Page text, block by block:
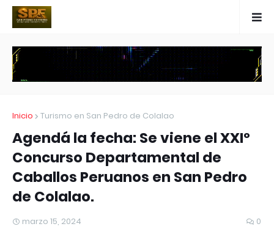
Inicio Turismo en San Pedro de Colalao
Agendá la fecha: Se viene el XXIº
Concurso Departamental de
Caballos Peruanos en San Pedro
de Colalao.
marzo 15, 2024 0